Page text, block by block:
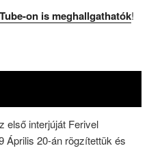
on is meghallgathatók!
első interjúját Ferivel
Április 20-án rögzítettük és